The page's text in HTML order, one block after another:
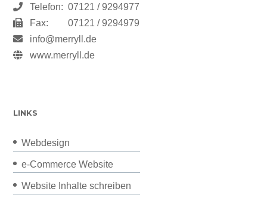
Telefon: 07121 / 9294977
Fax:
07121 / 9294979
info@merryll.de
www.merryll.de
LINKS
Webdesign
e-Commerce Website
Website Inhalte schreiben